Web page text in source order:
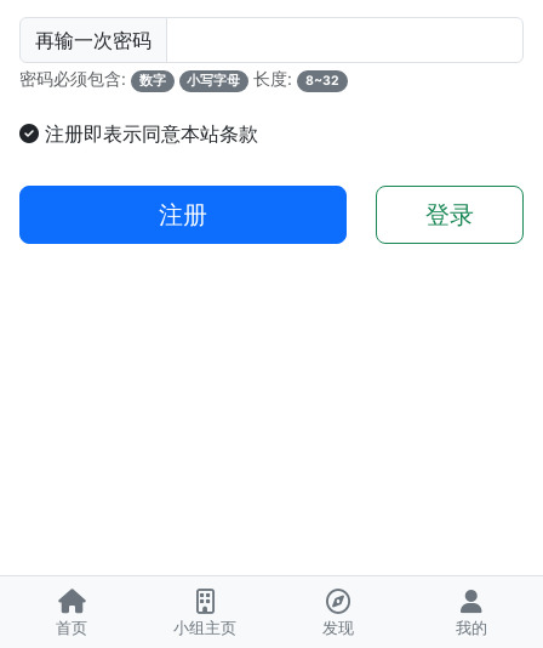
再输一次密码
密码必须包含: 数字 小写字母 长度: 8~32
注册即表示同意本站条款
注册 登录
首页 小组主页 发现 我的